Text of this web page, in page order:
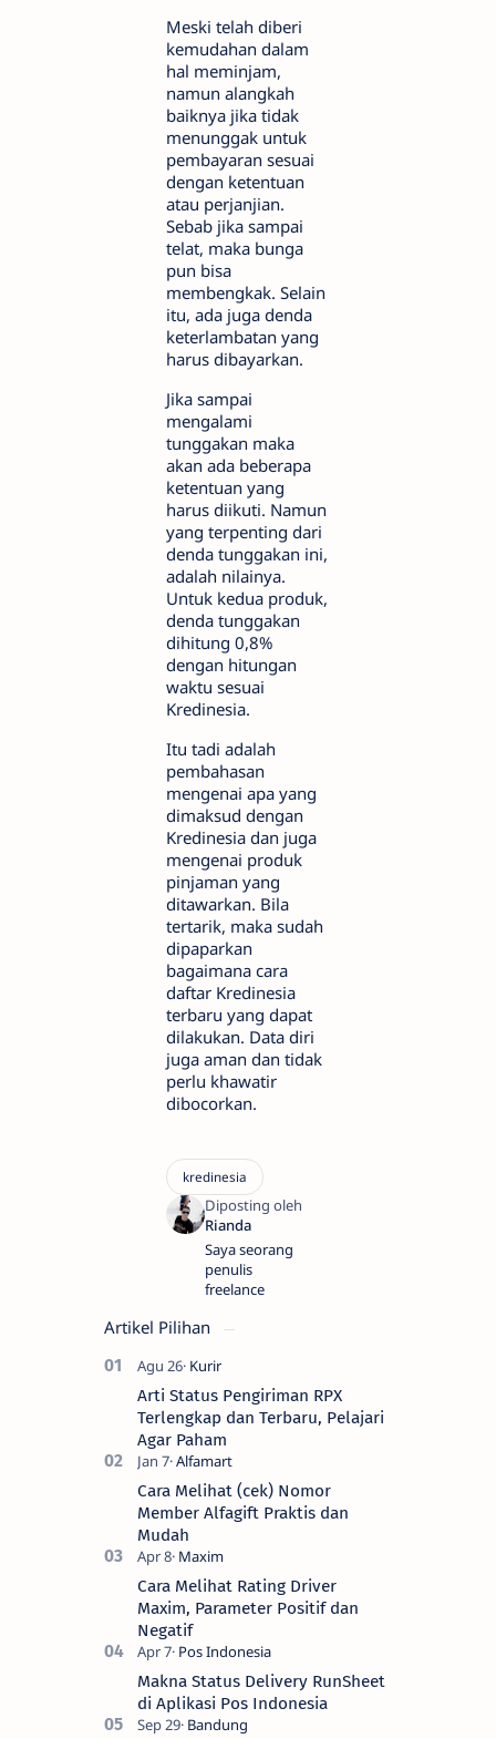
Meski telah diberi
kemudahan dalam
hal meminjam,
namun alangkah
baiknya jika tidak
menunggak untuk
pembayaran sesuai
dengan ketentuan
atau perjanjian.
Sebab jika sampai
telat, maka bunga
pun bisa
membengkak. Selain
itu, ada juga denda
keterlambatan yang
harus dibayarkan.
Jika sampai
mengalami
tunggakan maka
akan ada beberapa
ketentuan yang
harus diikuti. Namun
yang terpenting dari
denda tunggakan ini,
adalah nilainya.
Untuk kedua produk,
denda tunggakan
dihitung 0,8%
dengan hitungan
waktu sesuai
Kredinesia.
Itu tadi adalah
pembahasan
mengenai apa yang
dimaksud dengan
Kredinesia dan juga
mengenai produk
pinjaman yang
ditawarkan. Bila
tertarik, maka sudah
dipaparkan
bagaimana cara
daftar Kredinesia
terbaru yang dapat
dilakukan. Data diri
juga aman dan tidak
perlu khawatir
dibocorkan.
Saya seorang
penulis
freelance
Artikel Pilihan
Arti Status Pengiriman RPX
Terlengkap dan Terbaru, Pelajari
Agar Paham
Cara Melihat (cek) Nomor
Member Alfagift Praktis dan
Mudah
Cara Melihat Rating Driver
Maxim, Parameter Positif dan
Negatif
Makna Status Delivery RunSheet
di Aplikasi Pos Indonesia